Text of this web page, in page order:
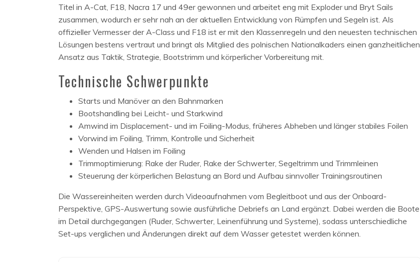
Titel in A-Cat, F18, Nacra 17 und 49er gewonnen und arbeitet eng mit Exploder und Bryt Sails
zusammen, wodurch er sehr nah an der aktuellen Entwicklung von Rümpfen und Segeln ist. Als
offizieller Vermesser der A-Class und F18 ist er mit den Klassenregeln und den neuesten technischen
Lösungen bestens vertraut und bringt als Mitglied des polnischen Nationalkaders einen ganzheitlichen
Ansatz aus Taktik, Strategie, Bootstrimm und körperlicher Vorbereitung mit.
Technische Schwerpunkte
Starts und Manöver an den Bahnmarken
Bootshandling bei Leicht- und Starkwind
Amwind im Displacement- und im Foiling-Modus, früheres Abheben und länger stabiles Foilen
Vorwind im Foiling, Trimm, Kontrolle und Sicherheit
Wenden und Halsen im Foiling
Trimmoptimierung: Rake der Ruder, Rake der Schwerter, Segeltrimm und Trimmleinen
Steuerung der körperlichen Belastung an Bord und Aufbau sinnvoller Trainingsroutinen
Die Wassereinheiten werden durch Videoaufnahmen vom Begleitboot und aus der Onboard-
Perspektive, GPS-Auswertung sowie ausführliche Debriefs an Land ergänzt. Dabei werden die Boote
im Detail durchgegangen (Ruder, Schwerter, Leinenführung und Systeme), sodass unterschiedliche
Set-ups verglichen und Änderungen direkt auf dem Wasser getestet werden können.